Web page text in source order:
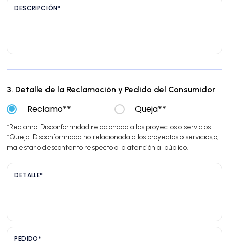
DESCRIPCIÓN*
3. Detalle de la Reclamación y Pedido del Consumidor
Reclamo** Queja**
*Reclamo: Disconformidad relacionada a los proyectos o servicios
*Queja: Disconformidad no relacionada a los proyectos o servicios;o,
malestar o descontento respecto a la atención al público.
DETALLE*
PEDIDO*